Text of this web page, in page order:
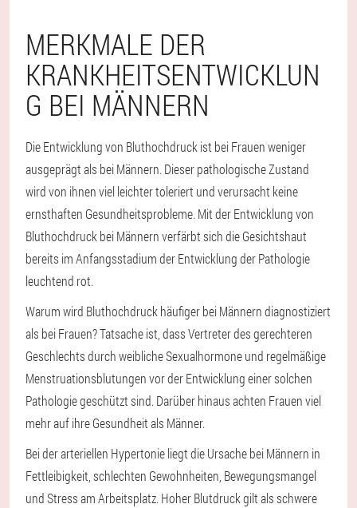
MERKMALE DER
KRANKHEITSENTWICKLUN
G BEI MÄNNERN
Die Entwicklung von Bluthochdruck ist bei Frauen weniger
ausgeprägt als bei Männern. Dieser pathologische Zustand
wird von ihnen viel leichter toleriert und verursacht keine
ernsthaften Gesundheitsprobleme. Mit der Entwicklung von
Bluthochdruck bei Männern verfärbt sich die Gesichtshaut
bereits im Anfangsstadium der Entwicklung der Pathologie
leuchtend rot.
Warum wird Bluthochdruck häufiger bei Männern diagnostiziert
als bei Frauen? Tatsache ist, dass Vertreter des gerechteren
Geschlechts durch weibliche Sexualhormone und regelmäßige
Menstruationsblutungen vor der Entwicklung einer solchen
Pathologie geschützt sind. Darüber hinaus achten Frauen viel
mehr auf ihre Gesundheit als Männer.
Bei der arteriellen Hypertonie liegt die Ursache bei Männern in
Fettleibigkeit, schlechten Gewohnheiten, Bewegungsmangel
und Stress am Arbeitsplatz. Hoher Blutdruck gilt als schwere